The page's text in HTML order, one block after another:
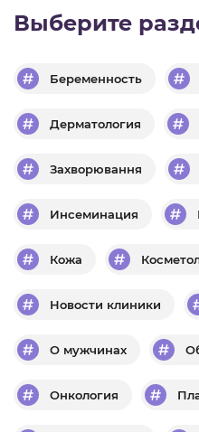
Выберите
Беременность
Дерматология
Захворювання
Инсеминация
Кожа
Новости клиники
О мужчинах
Онкология